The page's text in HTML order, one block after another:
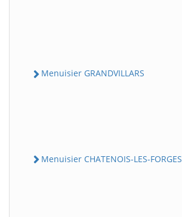
Menuisier GRANDVILLARS
Menuisier CHATENOIS-LES-FORGES